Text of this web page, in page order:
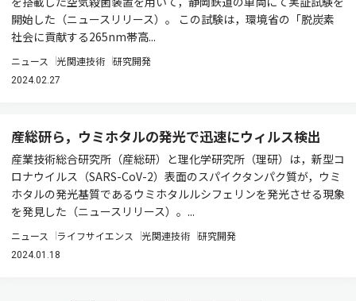
開始した（ニュースリリース）。 この試験は，環境省の「脱炭素
社会に貢献する265nm帯高...
ニュース 光関連技術 研究開発
2024.02.27
産総研ら，ウミホタルの発光で迅速にウィルス検出
産業技術総合研究所（産総研）と理化学研究所（理研）は，新型コ
ロナウイルス（SARS-CoV-2）表面のスパイクタンパク質が，ウミ
ホタルの発光基質であるウミホタルルシフェリンを発光させる現象
を発見した（ニュースリリース）。...
ニュース ライフサイエンス 光関連技術 研究開発
2024.01.18